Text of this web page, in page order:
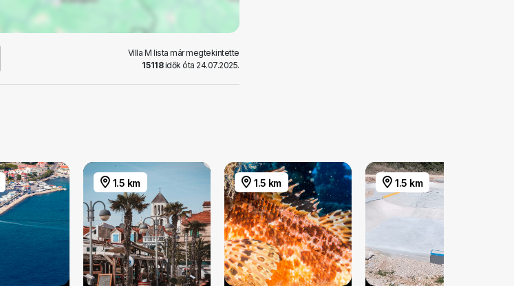
Villa M lista már megtekintette
15118idők óta 24.07.2025.
1.5 km 1.5 km 1.5 km